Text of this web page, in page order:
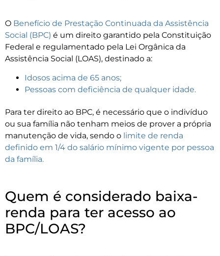
O Benefício de Prestação Continuada da Assistência
Social (BPC) é um direito garantido pela Constituição
Federal e regulamentado pela Lei Orgânica da
Assistência Social (LOAS), destinado a:
Idosos acima de 65 anos;
Pessoas com deficiência de qualquer idade.
Para ter direito ao BPC, é necessário que o indivíduo
ou sua família não tenham meios de prover a própria
manutenção de vida, sendo o limite de renda
definido em 1/4 do salário mínimo vigente por pessoa
da família.
Quem é considerado baixa-
renda para ter acesso ao
BPC/LOAS?